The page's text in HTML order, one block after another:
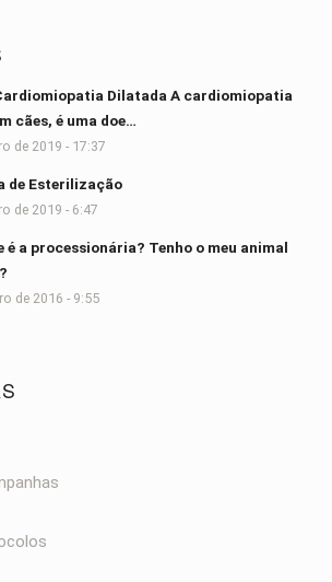
Dilatada A cardiomiopatia
cães, é uma doe…
de 2019 - 17:37
de Esterilização
de 2019 - 6:47
é a processionária? Tenho o meu animal
de 2016 - 9:55